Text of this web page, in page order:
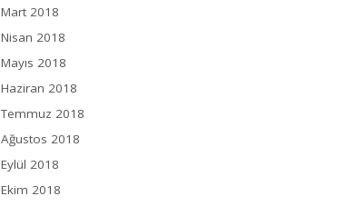
Mart 2018
Nisan 2018
Mayıs 2018
Haziran 2018
Temmuz 2018
Ağustos 2018
Eylül 2018
Ekim 2018